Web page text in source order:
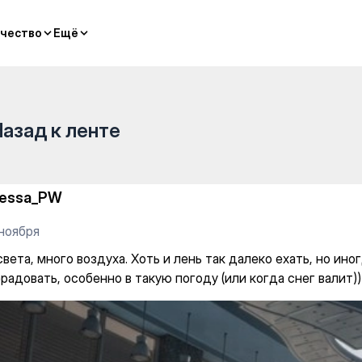
Ещё
Ещёи лень так далеко
к ленте
много воздуха. Хоть и лень так далеко ехать, но
особенно в такую погоду (или когда снег валит))